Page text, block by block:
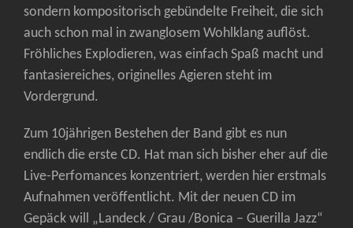
sondern kompositorisch gebündelte Freiheit, die sich
auch schon mal in zwanglosem Wohlklang auflöst.
Fröhliches Explodieren, was einfach Spaß macht und
fantasiereiches, originelles Agieren steht im
Vordergrund.
Zum 10jährigen Bestehen der Band gibt es nun
endlich die erste CD. Hat man sich bisher eher auf die
Live-Perfomances konzentriert, werden hier erstmals
Aufnahmen veröffentlicht. Mit der neuen CD im
Gepäck will „Landeck / Grau /Bonica – Guerilla Jazz“